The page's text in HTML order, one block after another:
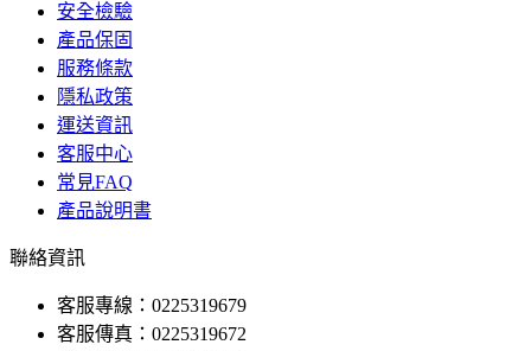
安全檢驗
產品保固
服務條款
隱私政策
運送資訊
客服中心
常見FAQ
產品說明書
聯絡資訊
客服專線：0225319679
客服傳真：0225319672